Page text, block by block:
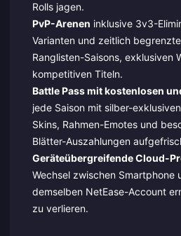
Rolls jagen.
PvP-Arenen inklusive 3v3-
Varianten und zeitlich
Ranglisten-Saisons, exklusiven
kompetitiven Titeln.
Battle Pass mit kostenlosen
jede Saison mit silber-
Skins, Rahmen-Emotes und
Blätter-Auszahlungen
Geräteübergreifende Cloud-
Wechsel zwischen Smartphone
demselben NetEase-Account
zu verlieren.